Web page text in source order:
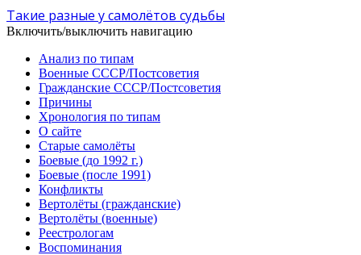
Такие разные у самолётов судьбы
Включить/выключить навигацию
Анализ по типам
Военные СССР/Постсоветия
Гражданские СССР/Постсоветия
Причины
Хронология по типам
О сайте
Старые самолёты
Боевые (до 1992 г.)
Боевые (после 1991)
Конфликты
Вертолёты (гражданские)
Вертолёты (военные)
Реестрологам
Воспоминания